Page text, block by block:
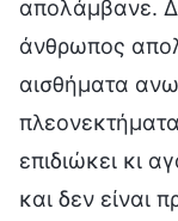
απολάμβανε.
άνθρωπος
αισθήματα
επιδιώκει κι
και δεν είναι